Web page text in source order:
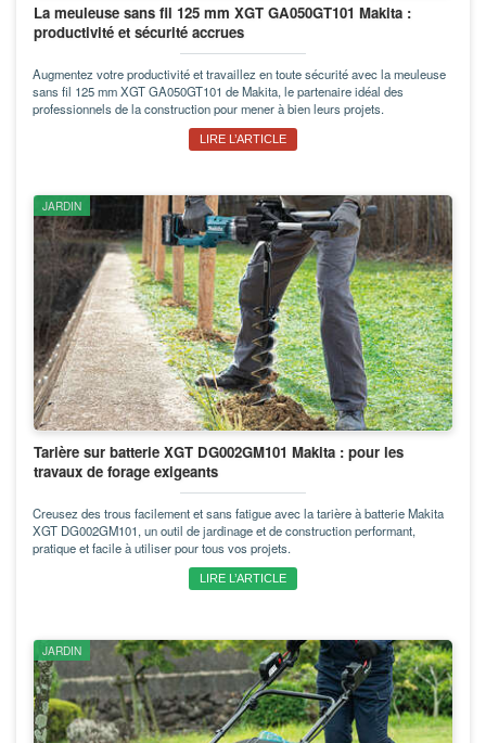
La meuleuse sans fil 125 mm XGT GA050GT101 Makita :
productivité et sécurité accrues
Augmentez votre productivité et travaillez en toute sécurité avec la meuleuse
sans fil 125 mm XGT GA050GT101 de Makita, le partenaire idéal des
professionnels de la construction pour mener à bien leurs projets.
LIRE L’ARTICLE
JARDIN
Tarière sur batterie XGT DG002GM101 Makita : pour les
travaux de forage exigeants
Creusez des trous facilement et sans fatigue avec la tarière à batterie Makita
XGT DG002GM101, un outil de jardinage et de construction performant,
pratique et facile à utiliser pour tous vos projets.
LIRE L’ARTICLE
JARDIN